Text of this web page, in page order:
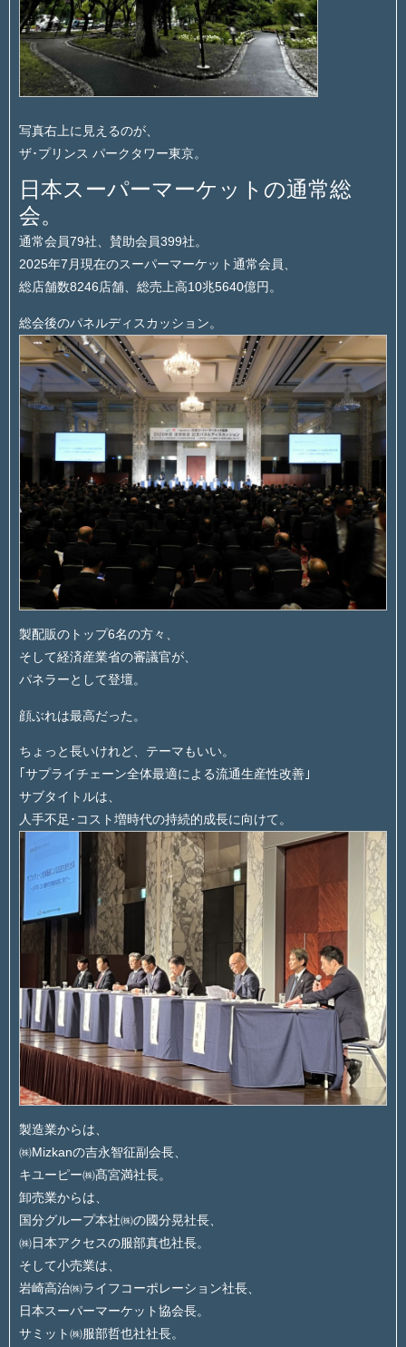
写真右上に見えるのが、
ザ･プリンス パークタワー東京。
日本スーパーマーケットの通常総
会。
通常会員79社、賛助会員399社。
2025年7月現在のスーパーマーケット通常会員、
総店舗数8246店舗、総売上高10兆5640億円。
総会後のパネルディスカッション。
製配販のトップ6名の方々、
そして経済産業省の審議官が、
パネラーとして登壇。
顔ぶれは最高だった。
ちょっと長いけれど、テーマもいい。
｢サプライチェーン全体最適による流通生産性改善｣
サブタイトルは、
人手不足･コスト増時代の持続的成長に向けて。
製造業からは、
㈱Mizkanの吉永智征副会長、
キユーピー㈱髙宮満社長。
卸売業からは、
国分グループ本社㈱の國分晃社長、
㈱日本アクセスの服部真也社長。
そして小売業は、
岩崎高治㈱ライフコーポレーション社長、
日本スーパーマーケット協会長。
サミット㈱服部哲也社社長。